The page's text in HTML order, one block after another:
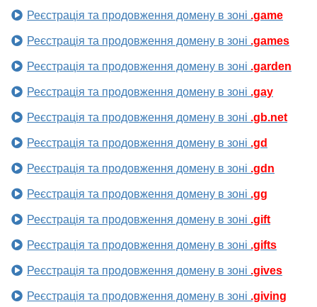
Реєстрація та продовження домену в зоні .game
Реєстрація та продовження домену в зоні .games
Реєстрація та продовження домену в зоні .garden
Реєстрація та продовження домену в зоні .gay
Реєстрація та продовження домену в зоні .gb.net
Реєстрація та продовження домену в зоні .gd
Реєстрація та продовження домену в зоні .gdn
Реєстрація та продовження домену в зоні .gg
Реєстрація та продовження домену в зоні .gift
Реєстрація та продовження домену в зоні .gifts
Реєстрація та продовження домену в зоні .gives
Реєстрація та продовження домену в зоні .giving